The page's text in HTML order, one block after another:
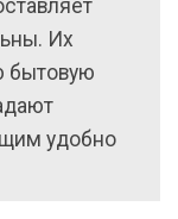
Их
бытовую
удобно